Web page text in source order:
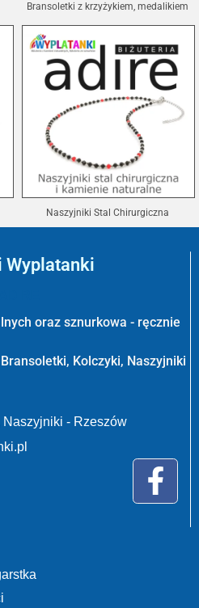
Bransoletki z krzyżykiem, medalikiem
Naszyjniki Stal Chirurgiczna
Wyplatanki
oraz sznurkowa - ręcznie
Kolczyki, Naszyjniki
- Rzeszów